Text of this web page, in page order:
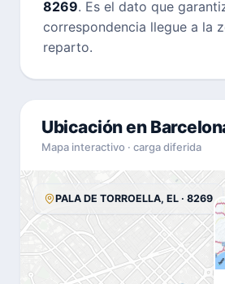
8269. Es el dato que
correspondencia llegue a la
reparto.
Ubicación en
Mapa interactivo · carga diferida
PALA DE TORROELLA, EL · 8269